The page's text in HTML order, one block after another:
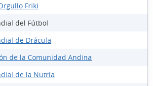
Friki
del Fútbol
de Drácula
de la Comunidad Andina
de la Nutria